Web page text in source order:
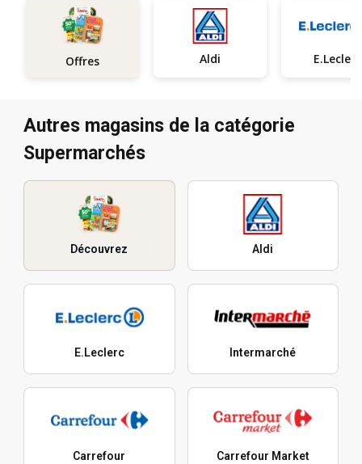
Offres Aldi E.Leclerc
Autres magasins de la catégorie
Supermarchés
Découvrez Aldi
E.Leclerc Intermarché
Carrefour Carrefour Market